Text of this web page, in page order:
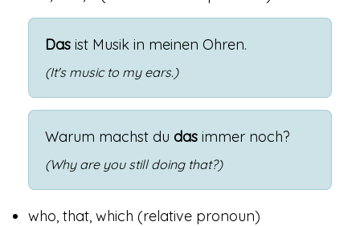
Das ist Musik in meinen Ohren.
(It's music to my ears.)
Warum machst du das immer noch?
(Why are you still doing that?)
who, that, which (relative pronoun)